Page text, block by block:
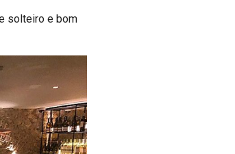
solteiro e bom